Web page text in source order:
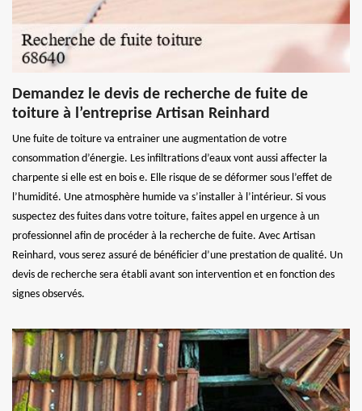
Demandez le devis de recherche de fuite de
toiture à l’entreprise Artisan Reinhard
Une fuite de toiture va entrainer une augmentation de votre
consommation d’énergie. Les infiltrations d’eaux vont aussi affecter la
charpente si elle est en bois e. Elle risque de se déformer sous l’effet de
l’humidité. Une atmosphère humide va s’installer à l’intérieur. Si vous
suspectez des fuites dans votre toiture, faites appel en urgence à un
professionnel afin de procéder à la recherche de fuite. Avec Artisan
Reinhard, vous serez assuré de bénéficier d’une prestation de qualité. Un
devis de recherche sera établi avant son intervention et en fonction des
signes observés.